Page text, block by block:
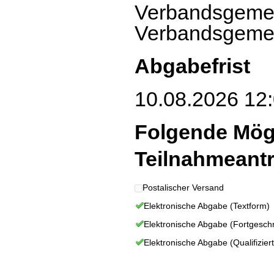
Abgabefrist
10.08.2026
Folgende
Postalischer Versand
Elektronische Abgabe (Textform)
Elektronische Abgabe
Elektronische Abgabe